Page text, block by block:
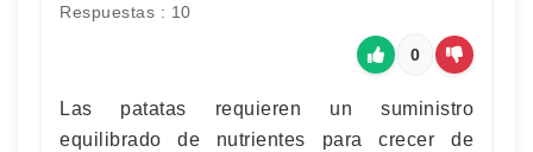
Respuestas : 10
0
Las patatas requieren un suministro
equilibrado de nutrientes para crecer de